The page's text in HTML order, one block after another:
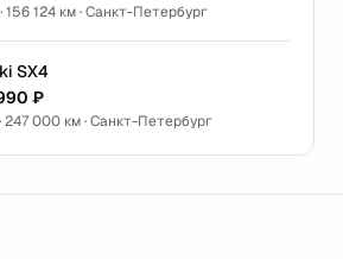
156 124 км · Санкт-Петербург
SX4
₽
247 000 км · Санкт-Петербург